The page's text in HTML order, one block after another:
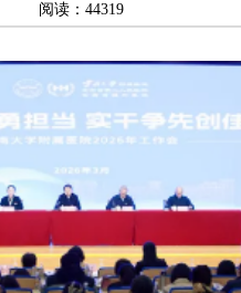
阅读：44319